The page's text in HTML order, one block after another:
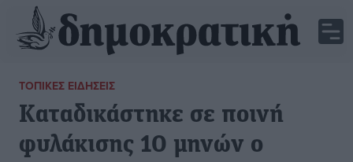
ΤΟΠΙΚΈΣ ΕΙΔΉΣΕΙΣ
Καταδικάστηκε σε ποινή
φυλάκισης 10 μηνών ο